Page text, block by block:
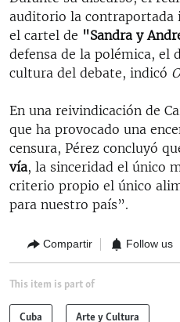
auditorio la contraportada
el cartel de "Sandra y
defensa de la polémica, el
cultura del debate, indicó
En una reivindicación de
que ha provocado una
censura, Pérez concluyó
vía, la sinceridad el único
criterio propio el único
para nuestro país”.
Compartir Follow us
This item is part of
Cuba Arte y Cultura